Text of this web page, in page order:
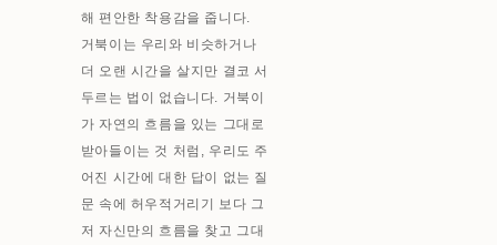
해 편안한 착용감을 줍니다.
거북이는 우리와 비슷하거나
더 오랜 시간을 살지만 결코 서
두르는 법이 없습니다. 거북이
가 자연의 흐름을 있는 그대로
받아들이는 것 처럼, 우리도 주
어진 시간에 대한 답이 없는 질
문 속에 허우적거리기 보다 그
저 자신만의 흐름을 찾고 그대